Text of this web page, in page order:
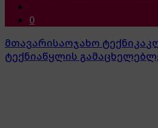
0
მთავარისაოჯახო ტექნიკა
ტექნიაწყლის